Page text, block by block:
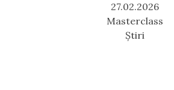
27.02.2026
Masterclass
Știri